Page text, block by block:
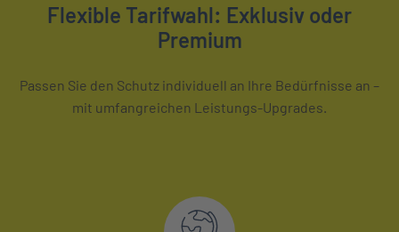
Flexible Tarifwahl: Exklusiv oder
Premium
Passen Sie den Schutz individuell an Ihre Bedürfnisse an –
mit umfangreichen Leistungs-Upgrades.